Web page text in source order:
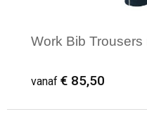
Work Bib
vanaf € 85,50